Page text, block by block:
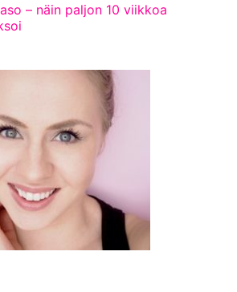
– näin paljon 10 viikkoa